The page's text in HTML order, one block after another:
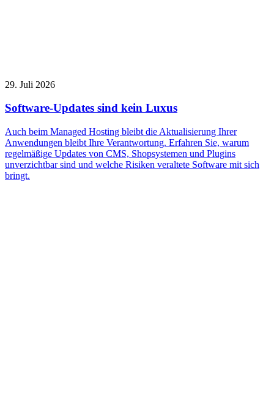
29. Juli 2026
Software-Updates sind kein Luxus
Auch beim Managed Hosting bleibt die Aktualisierung Ihrer
Anwendungen bleibt Ihre Verantwortung. Erfahren Sie, warum
regelmäßige Updates von CMS, Shopsystemen und Plugins
unverzichtbar sind und welche Risiken veraltete Software mit sich
bringt.